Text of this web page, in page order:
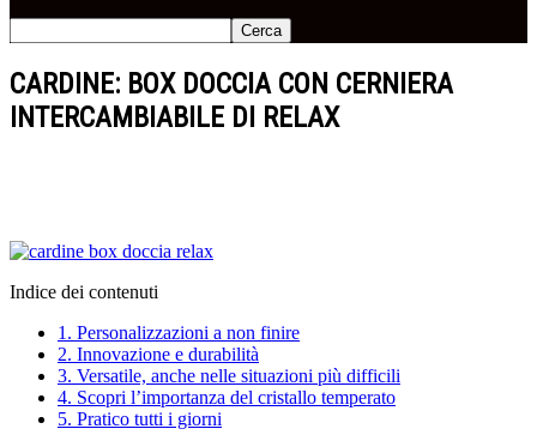
CARDINE: BOX DOCCIA CON CERNIERA
INTERCAMBIABILE DI RELAX
Indice dei contenuti
1. Personalizzazioni a non finire
2. Innovazione e durabilità
3. Versatile, anche nelle situazioni più difficili
4. Scopri l’importanza del cristallo temperato
5. Pratico tutti i giorni